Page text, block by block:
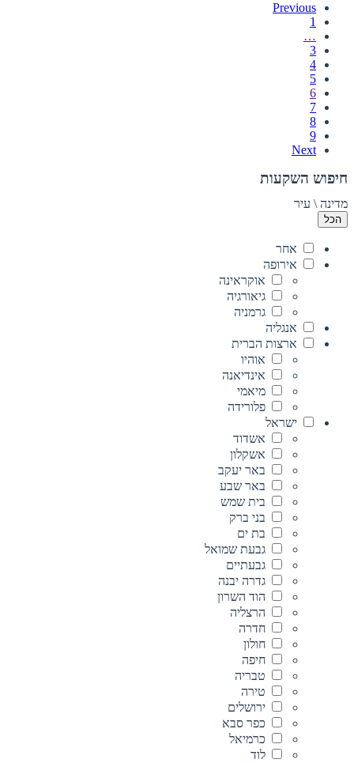
Previous
1
…
3
4
5
6
7
8
9
Next
חיפוש השקעות
מדינה \ עיר
הכל
אחר
אירופה
אוקראינה
גיאורגיה
גרמניה
אנגליה
ארצות הברית
אוהיו
אינדיאנה
מיאמי
פלורידה
ישראל
אשדוד
אשקלון
באר יעקב
באר שבע
בית שמש
בני ברק
בת ים
גבעת שמואל
גבעתיים
גדרה יבנה
הוד השרון
הרצליה
חדרה
חולון
חיפה
טבריה
טירה
ירושלים
כפר סבא
כרמיאל
לוד